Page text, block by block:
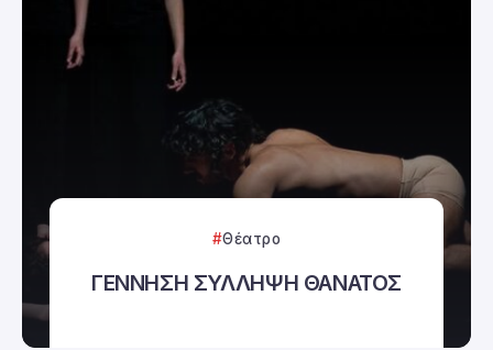
Θέατρο
ΓΕΝΝΗΣΗ ΣΥΛΛΗΨΗ ΘΑΝΑΤΟΣ